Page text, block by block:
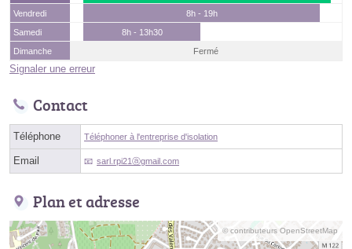
Vendredi
8h - 19h
Samedi
8h - 13h30
Dimanche
Fermé
Signaler une erreur
Contact
Téléphone Téléphoner à l'entreprise d'isolation
Email sarl.rpi21ⓐgmail.com
Plan et adresse
© contributeurs OpenStreetMap